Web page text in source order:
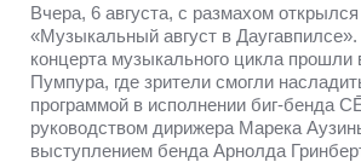
Вчера, 6 августа, с размахом
«Музыкальный август в
концерта музыкального цикла прошли
Пумпура, где зрители смогли
программой в исполнении биг-бенда
руководством дирижера Марека
выступлением бенда Арнолда